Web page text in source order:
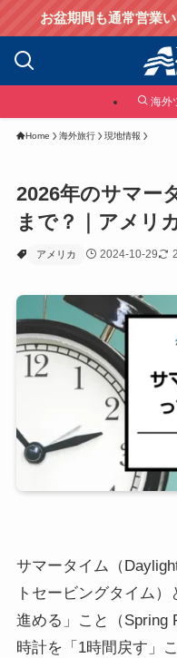
お盆期間も通常営業
海外
Home 海外旅行 現地情報
2026年のサマー
まで？｜アメリ
アメリカ 2024-10-29
サマータイム（
トセービングタイム
進める」こと（Spring
時計を「1時間戻す」